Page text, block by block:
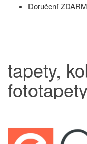
Doručení
tapety,